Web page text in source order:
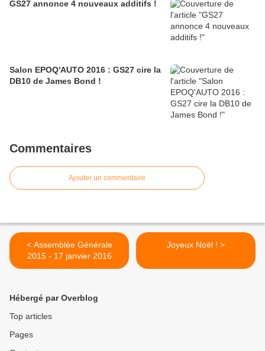
GS27 annonce 4 nouveaux additifs !
Salon EPOQ'AUTO 2016 : GS27 cire la
DB10 de James Bond !
Commentaires
Ajouter un commentaire
< Assemblée Générale
2015 - 17 janvier 2016
Joyeux Noël ! >
Hébergé par Overblog
Top articles
Pages